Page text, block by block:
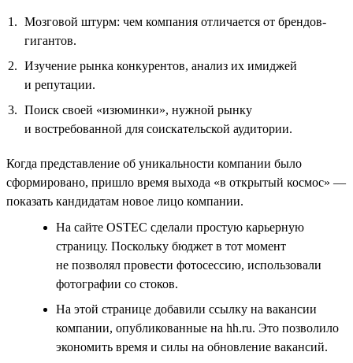
Мозговой штурм: чем компания отличается от брендов-
гигантов.
Изучение рынка конкурентов, анализ их имиджей
и репутации.
Поиск своей «изюминки», нужной рынку
и востребованной для соискательской аудитории.
Когда представление об уникальности компании было
сформировано, пришло время выхода «в открытый космос» —
показать кандидатам новое лицо компании.
На сайте OSTEC сделали простую карьерную
страницу. Поскольку бюджет в тот момент
не позволял провести фотосессию, использовали
фотографии со стоков.
На этой странице добавили ссылку на вакансии
компании, опубликованные на hh.ru. Это позволило
экономить время и силы на обновление вакансий.